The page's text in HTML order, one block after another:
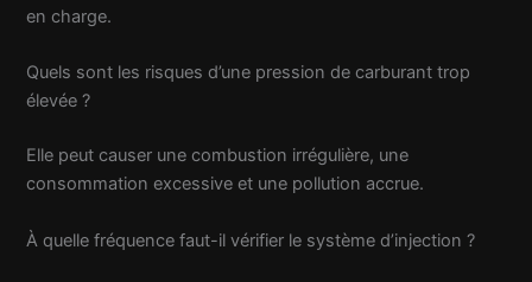
en charge.
Quels sont les risques d’une pression de carburant trop
élevée ?
Elle peut causer une combustion irrégulière, une
consommation excessive et une pollution accrue.
À quelle fréquence faut-il vérifier le système d’injection ?